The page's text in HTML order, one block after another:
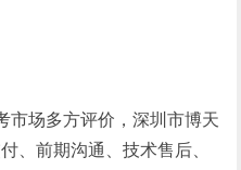
市场多方评价，深圳市博天
、前期沟通、技术售后、